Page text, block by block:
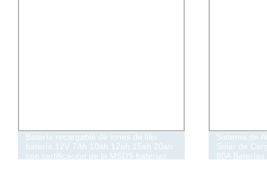
Sistema de Almacenamiento de Energía
Solar de Carga Máxima de Alto Nivel
80A Baterías de Litio Solares Móviles
Venta al por
de Litio
3000mAh